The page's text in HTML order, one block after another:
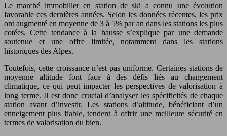
Le marché immobilier en station de ski a connu une évolution
favorable ces dernières années. Selon les données récentes, les prix
ont augmenté en moyenne de 3 à 5% par an dans les stations les plus
cotées. Cette tendance à la hausse s’explique par une demande
soutenue et une offre limitée, notamment dans les stations
historiques des Alpes.
Toutefois, cette croissance n’est pas uniforme. Certaines stations de
moyenne altitude font face à des défis liés au changement
climatique, ce qui peut impacter les perspectives de valorisation à
long terme. Il est donc crucial d’analyser les spécificités de chaque
station avant d’investir. Les stations d’altitude, bénéficiant d’un
enneigement plus fiable, tendent à offrir une meilleure sécurité en
termes de valorisation du bien.